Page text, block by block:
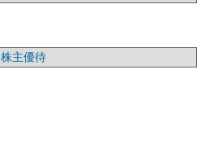
株主優待